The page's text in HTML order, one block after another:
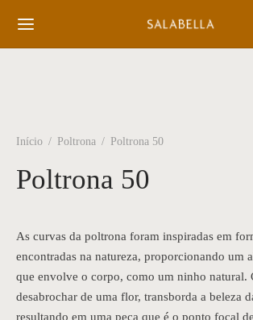
Início / Poltrona / Poltrona 50
Poltrona 50
As curvas da poltrona foram inspiradas em
encontradas na natureza, proporcionando um
que envolve o corpo, como um ninho natural.
desabrochar de uma flor, transborda a beleza
resultando em uma peça que é o ponto focal